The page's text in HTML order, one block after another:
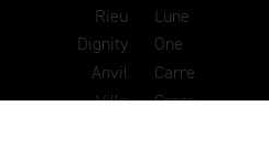
Rieu
Dignity
Anvil
Ville
Lune
One
Carre
Cross